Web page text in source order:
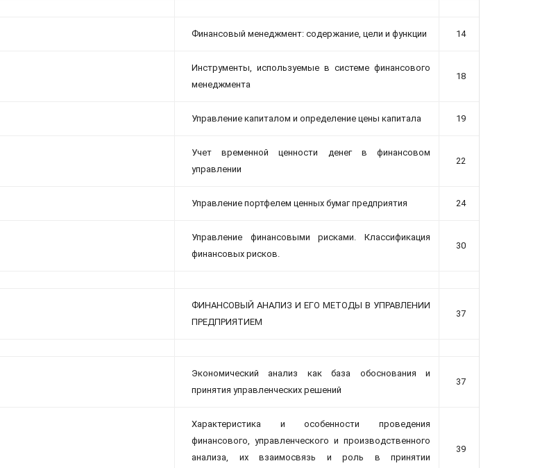
Финансовый менеджмент: содержание, цели и функции 14
Инструменты, используемые в системе финансового
менеджмента
18
Управление капиталом и определение цены капитала 19
Учет временной ценности денег в финансовом
управлении
22
Управление портфелем ценных бумаг предприятия 24
Управление финансовыми рисками. Классификация
финансовых рисков.
30
ФИНАНСОВЫЙ АНАЛИЗ И ЕГО МЕТОДЫ В УПРАВЛЕНИИ
ПРЕДПРИЯТИЕМ
37
Экономический анализ как база обоснования и
принятия управленческих решений
37
Характеристика и особенности проведения
финансового, управленческого и производственного
анализа, их взаимосвязь и роль в принятии
39